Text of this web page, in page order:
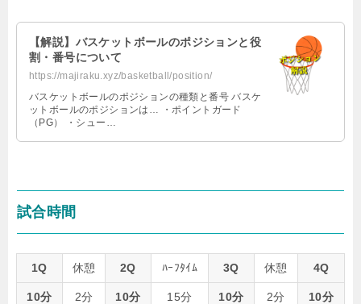
【解説】バスケットボールのポジションと役
割・番号について
https://majiraku.xyz/basketball/position/
バスケットボールのポジションの種類と番号 バスケ
ットボールのポジションは… ・ポイントガード
（PG） ・シュー…
試合時間
1Q 休憩 2Q ﾊｰﾌﾀｲﾑ 3Q 休憩 4Q
10分 2分 10分 15分 10分 2分 10分